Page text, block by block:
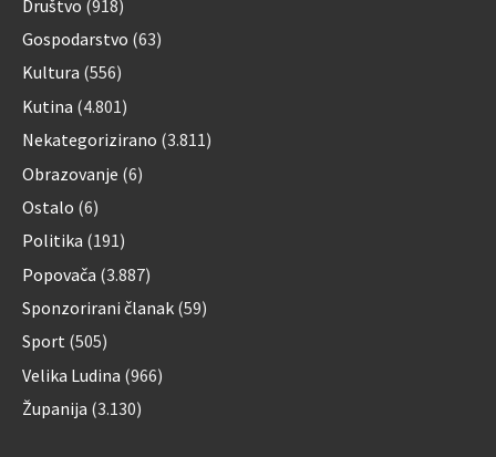
Društvo (918)
Gospodarstvo (63)
Kultura (556)
Kutina (4.801)
Nekategorizirano (3.811)
Obrazovanje (6)
Ostalo (6)
Politika (191)
Popovača (3.887)
Sponzorirani članak (59)
Sport (505)
Velika Ludina (966)
Županija (3.130)